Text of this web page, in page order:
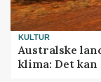
KULTUR
Australske
klima: Det